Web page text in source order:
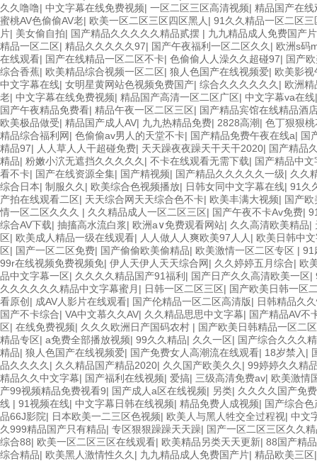
久久噜噜| 中文字幕在线免费视频| 一区二区三区高清视频| 精品国产在线
蜜桃AV色偷偷AV老| 欧美一区二区三区四区黑人 | 91久久精品一区二区三
片| 美女偷自拍| 国产精品久久久久久精品贰摆 | 九九精品成人免费国产片
精品一区二区| 精品久久久久久97| 国产午夜福利一区二区久久 | 欧洲s码
在线观看| 国产在线精品一区二区不卡| 色偷偷人人澡久久超碰97| 国产
综合香蕉| 欧美精品综合视频一区二区| 狼人色国产在线视频爱| 欧美影
中文字幕在线| 女明星黄网站色视频免费国产| 综合久久久久久久 | 欧洲精
老| 中文字幕在线免费视频| 精品国产高清一区二区广区| 中文字幕va在线
国产午夜精品免费看| 精品午夜一区二区三区| 国产精品宾馆在线精品酒
欧美极品做受| 精品国产成人AV| 九九热精品免费| 2828高潮| 色丁狠狠
精品综合福利网| 色偷偷av男人的天堂不卡| 国产精品免费午夜在线a| 国
精品97| 人人草人人干超碰免费| 天天躁夜夜躁天干天干2020| 国产精品
精品| 粉嫩小泬无遮挡久久久久久 | 不卡在线观看无需下载| 国产精品中
看不卡| 国产在线资源全集| 国产精视频| 国产精品久久久久久一级| 久久
综合日本| 制服久久 | 欧美综合色视频播放| 日韩女同中文字幕在线| 91久
产拍在线观看二区| 天天综合网天天综合色不卡| 欧美丰满大视频| 国产
情一区二区久久久 | 久久精品成人一区二区三区| 国产午夜不卡Av免费|
综合AV下载| 抽搐高水流白浆| 欧洲a∨免费观看网站| 久久高清欧美精品|
区| 欧美成人精品一级在线观看| 人人做人人爽欧美97人人 | 欧美日韩中
区| 国产一区二区免费| 国产偷偷欧美偷精品| 欧美激情一区二区专区 | 91
99r在线视频免费视频免| 伊人天伊人天天综合网| 久久婷婷五月综合| 欧
品中文字幕一区| 久久久久精品国产91福利 | 国产日产久久高清欧美一区|
久久久久久久精品中文字幕蜜月 | 日韩一区二区三区| 国产欧美日韩一区
看原创 | 成AV人影片在线观看| 国产伦精品一区二区高清版| 日韩精品久
国产不卡综合| VA中文慕久久AV| 久久精品思思中文字幕| 国产精品AV不
区| 在线免费视频| 久久久欧洲日产国码农村 | 国产欧美日韩精品一区二
精品专区| a免费全部播放视频| 99久久精品| 久久一区| 国产综合久久久
精品| 狼人色国产在线视频爱| 国产免费女人高潮流在线观看| 18岁禁入 |
品久久久久 | 久久精品国产精品2020| 久久国产欧美久久 | 99婷婷久久精
精品久久中文字幕| 国产福利在线视频| 爱搞| 三级高清免费av| 欧美激情
产99视频精品免费视看9| 国产成人a区在线视频| 另类| 久久久久国产免费
线 | 91视频在线| 中文字幕日韩在线视频| 精品免费人成视频| 国产综合
品66J影院| 日本欧美一二三区色视频| 欧美人与黑人牲交全过程视| 中文
久999精品国产只有精品| 专区狠狠躁躁天天躁| 国产一区二区三区久久
综合88| 欧美一区二区三区在线观看| 欧美精品另类天天更新| 88国产精
综合精品| 欧美黑人激情性久久 | 九九精品成人免费国产片| 精品欧美三区